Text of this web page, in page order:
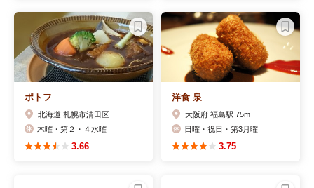
ポトフ
北海道 札幌市清田区
木曜・第２・４水曜
3.66
洋食 泉
大阪府 福島駅 75m
日曜・祝日・第3月曜
3.75